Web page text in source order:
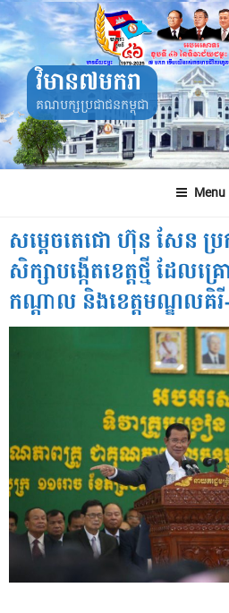
Skip
to
content
វិមាន៧មករា
គណបក្សប្រជាជនកម្ពុជា
Menu
សម្តេចតេជោ ហ៊ុន សែន ប្
សិក្សាបង្កើតខេត្តថ្មី ដែលគ្
កណ្តាល និងខេត្តមណ្ឌលគិរី